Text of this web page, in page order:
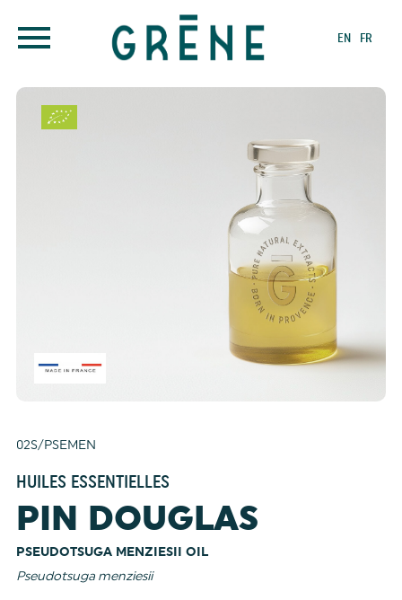
EN FR
02S/PSEMEN
HUILES ESSENTIELLES
PIN DOUGLAS
PSEUDOTSUGA MENZIESII OIL
Pseudotsuga menziesii